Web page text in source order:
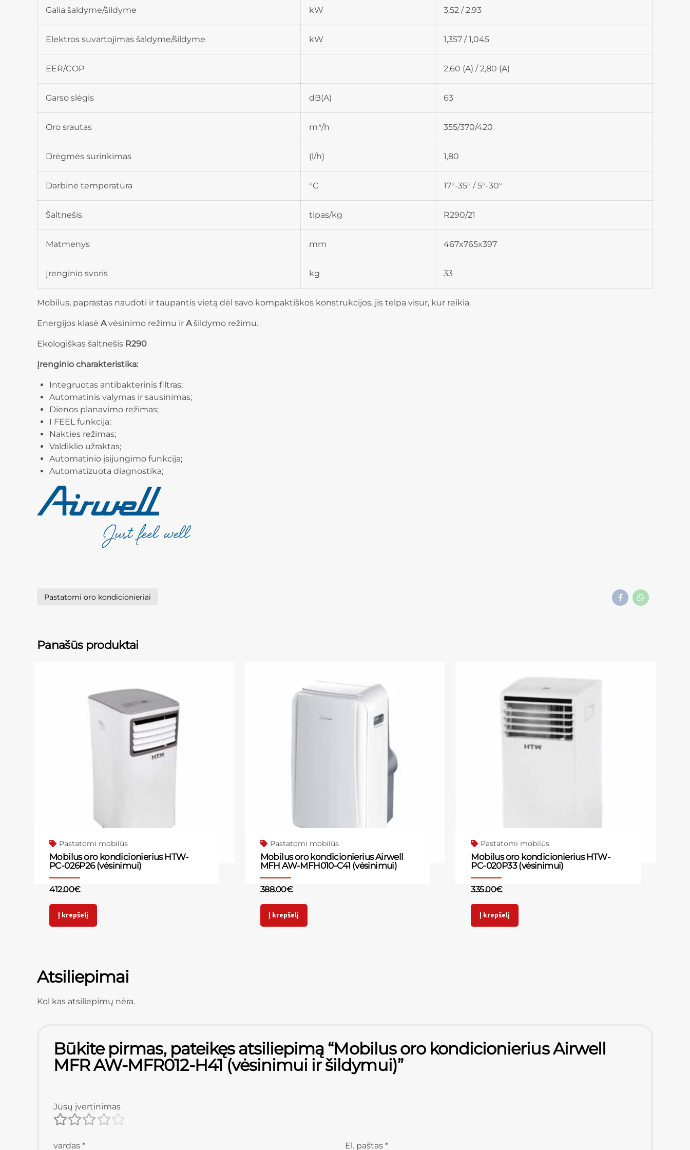
Galia šaldyme/šildyme kW 3,52 / 2,93
Elektros suvartojimas šaldyme/šildyme kW 1,357 / 1,045
EER/COP 2,60 (A) / 2,80 (A)
Garso slėgis dB(A) 63
Oro srautas m³/h 355/370/420
Drėgmės surinkimas (l/h) 1,80
Darbinė temperatūra °C 17°-35° / 5°-30°
Šaltnešis tipas/kg R290/21
Matmenys mm 467x765x397
Įrenginio svoris kg 33
Mobilus, paprastas naudoti ir taupantis vietą dėl savo kompaktiškos konstrukcijos, jis telpa visur, kur reikia.
Energijos klasė Avėsinimo režimu ir Ašildymo režimu.
Ekologiškas šaltnešis R290
Įrenginio charakteristika:
Integruotas antibakterinis filtras;
Automatinis valymas ir sausinimas;
Dienos planavimo režimas;
I FEEL funkcija;
Nakties režimas;
Valdiklio užraktas;
Automatinio įsijungimo funkcija;
Automatizuota diagnostika;
Pastatomi oro kondicionieriai
Panašūs produktai
Pastatomi mobilūs
Mobilus oro kondicionierius HTW-
PC-026P26 (vėsinimui)
412.00€
Į krepšelį
Pastatomi mobilūs
Mobilus oro kondicionierius Airwell
MFH AW-MFH010-C41 (vėsinimui)
388.00€
Į krepšelį
Pastatomi mobilūs
Mobilus oro kondicionierius HTW-
PC-020P33 (vėsinimui)
335.00€
Į krepšelį
Atsiliepimai
Kol kas atsiliepimų nėra.
Būkite pirmas, pateikęs atsiliepimą “Mobilus oro kondicionierius Airwell
MFR AW-MFR012-H41 (vėsinimui ir šildymui)”
Jūsų įvertinimas
vardas * El. paštas *